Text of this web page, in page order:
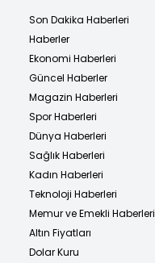
Son Dakika Haberleri
Haberler
Ekonomi Haberleri
Güncel Haberler
Magazin Haberleri
Spor Haberleri
Dünya Haberleri
Sağlık Haberleri
Kadın Haberleri
Teknoloji Haberleri
Memur ve Emekli Haberleri
Altın Fiyatları
Dolar Kuru